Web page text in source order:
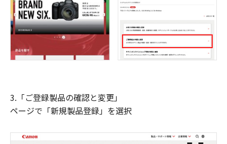
3.「ご登録製品の確認と変更」
ページで「新規製品登録」を選択